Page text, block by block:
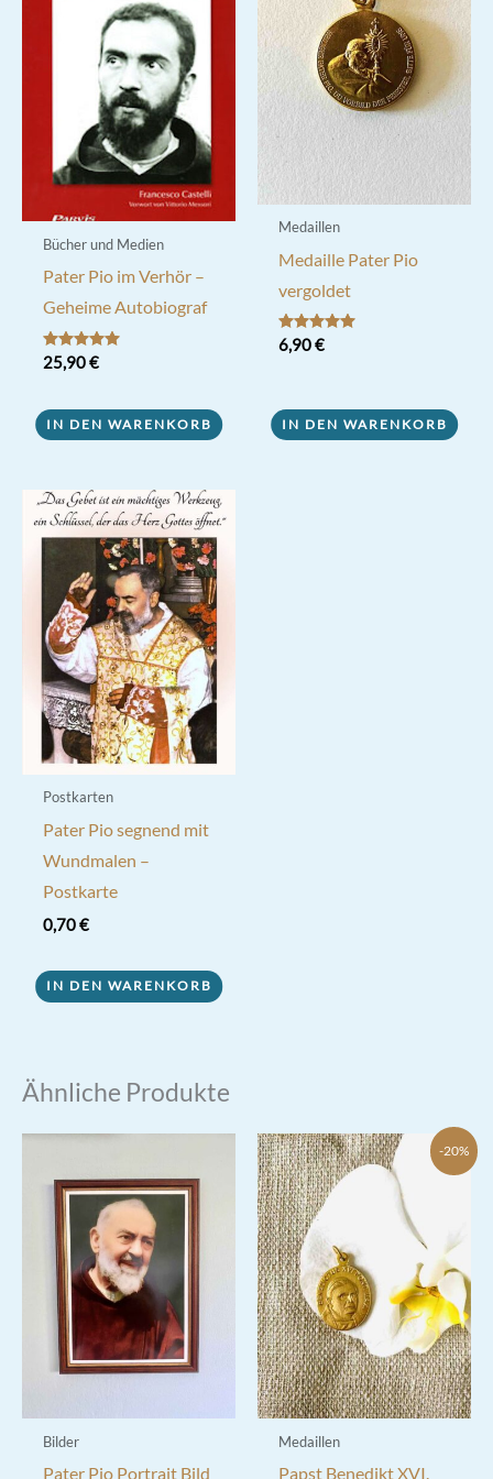
Bücher und Medien
Pater Pio im Verhör –
Geheime Autobiograf
Bewertet mit
5.00
25,90€
IN DEN WARENKORB
Medaillen
Medaille Pater Pio
vergoldet
Bewertet mit
5.00
6,90€
IN DEN WARENKORB
Postkarten
Pater Pio segnend mit
Wundmalen –
Postkarte
0,70€
IN DEN WARENKORB
Ähnliche Produkte
Bilder
Pater Pio Portrait Bild
-20%
Medaillen
Papst Benedikt XVI.